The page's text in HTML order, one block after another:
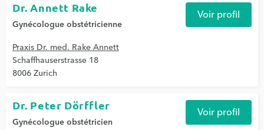
Dr. Annett Rake
Gynécologue obstétricienne
Praxis Dr. med. Rake Annett
Schaffhauserstrasse 18
8006 Zurich
Voir profil
Dr. Peter Dörffler
Gynécologue obstétricien
Voir profil